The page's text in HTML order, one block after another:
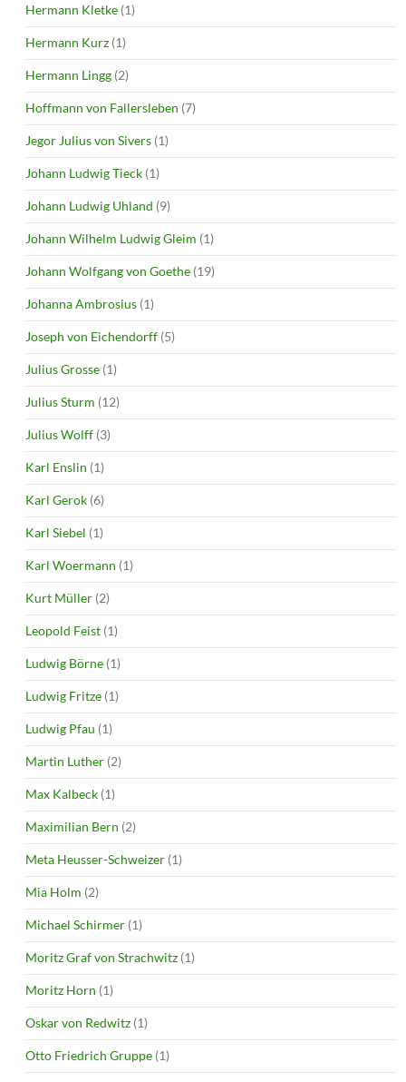
Hermann Kletke (1)
Hermann Kurz (1)
Hermann Lingg (2)
Hoffmann von Fallersleben (7)
Jegor Julius von Sivers (1)
Johann Ludwig Tieck (1)
Johann Ludwig Uhland (9)
Johann Wilhelm Ludwig Gleim (1)
Johann Wolfgang von Goethe (19)
Johanna Ambrosius (1)
Joseph von Eichendorff (5)
Julius Grosse (1)
Julius Sturm (12)
Julius Wolff (3)
Karl Enslin (1)
Karl Gerok (6)
Karl Siebel (1)
Karl Woermann (1)
Kurt Müller (2)
Leopold Feist (1)
Ludwig Börne (1)
Ludwig Fritze (1)
Ludwig Pfau (1)
Martin Luther (2)
Max Kalbeck (1)
Maximilian Bern (2)
Meta Heusser-Schweizer (1)
Mia Holm (2)
Michael Schirmer (1)
Moritz Graf von Strachwitz (1)
Moritz Horn (1)
Oskar von Redwitz (1)
Otto Friedrich Gruppe (1)